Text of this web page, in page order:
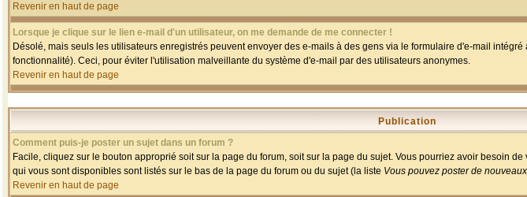
Revenir en haut de page
Lorsque je clique sur le lien e-mail d'un utilisateur, on me demande de me connecter !
Désolé, mais seuls les utilisateurs enregistrés peuvent envoyer des e-mails à des gens via le formulaire d'e-mail
fonctionnalité). Ceci, pour éviter l'utilisation malveillante du système d'e-mail par des utilisateurs anonymes.
Revenir en haut de page
Publication
Comment puis-je poster un sujet dans un forum ?
Facile, cliquez sur le bouton approprié soit sur la page du forum, soit sur la page du sujet. Vous pourriez avoir besoin
qui vous sont disponibles sont listés sur le bas de la page du forum ou du sujet (la liste Vous pouvez poster de
Revenir en haut de page